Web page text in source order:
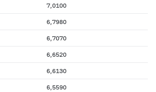
7,0100
6,7980
6,7070
6,6520
6,6130
6,5590